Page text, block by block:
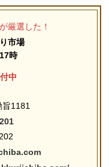
厳選した！
市場
時
中
1181